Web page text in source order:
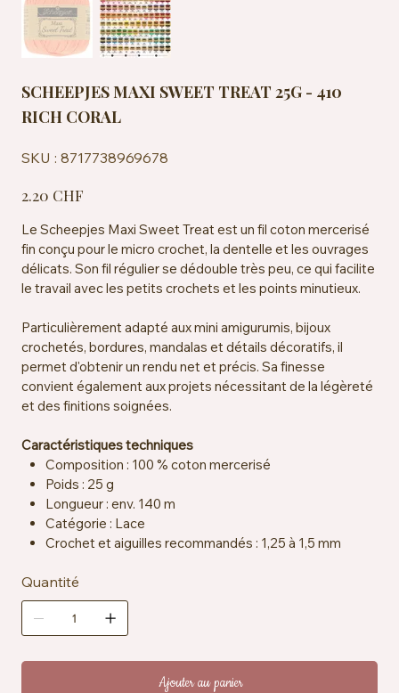
SCHEEPJES MAXI SWEET TREAT 25G - 410
RICH CORAL
SKU : 8717738969678
8717738969678
2.20 CHF
Le Scheepjes Maxi Sweet Treat est un fil coton mercerisé
fin conçu pour le micro crochet, la dentelle et les ouvrages
délicats. Son fil régulier se dédouble très peu, ce qui facilite
le travail avec les petits crochets et les points minutieux.
Particulièrement adapté aux mini amigurumis, bijoux
crochetés, bordures, mandalas et détails décoratifs, il
permet d'obtenir un rendu net et précis. Sa finesse
convient également aux projets nécessitant de la légèreté
et des finitions soignées.
Caractéristiques techniques
Composition : 100 % coton mercerisé
Poids : 25 g
Longueur : env. 140 m
Catégorie : Lace
Crochet et aiguilles recommandés : 1,25 à 1,5 mm
Certification : EN71-3
Entretien : lavable en machine à 40 °C
Quantité
Ajouter au panier